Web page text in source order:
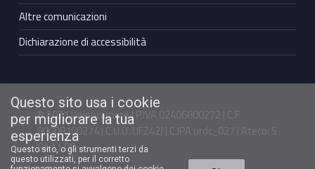
Altre comunicazioni
Dichiarazione di accessibilità
© 2021 Unioncamere | P.IVA 02406800272 | C.F.
80009100274 | C.U.U. UFZ42J | C.IPA urdc_027 | Ateco: S
94.11.00
Questo sito usa i cookie
per migliorare la tua
esperienza
Questo sito, o gli strumenti terzi da
questo utilizzati, per il corretto